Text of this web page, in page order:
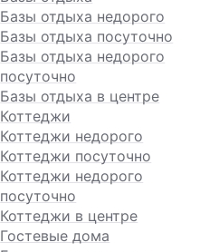
Базы отдыха недорого
Базы отдыха посуточно
Базы отдыха недорого
посуточно
Базы отдыха в центре
Коттеджи
Коттеджи недорого
Коттеджи посуточно
Коттеджи недорого
посуточно
Коттеджи в центре
Гостевые дома